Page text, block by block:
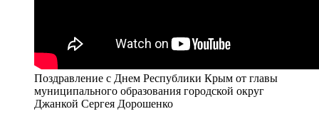
Поздравление с Днем Республики Крым от главы
муниципального образования городской округ
Джанкой Сергея Дорошенко